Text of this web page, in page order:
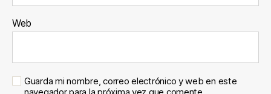
Web
Guarda mi nombre, correo electrónico y web en este